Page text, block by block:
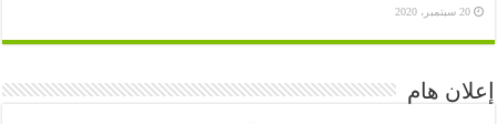
20 سبتمبر، 2020
إعلان هام